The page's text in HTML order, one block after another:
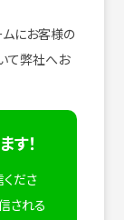
にお客様の
て弊社へお
！
ださ
される